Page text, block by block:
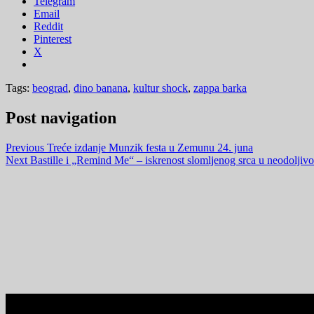
Email
Reddit
Pinterest
X
Tags: beograd, đino banana, kultur shock, zappa barka
Post navigation
Previous Treće izdanje Munzik festa u Zemunu 24. juna
Next Bastille i „Remind Me“ – iskrenost slomljenog srca u